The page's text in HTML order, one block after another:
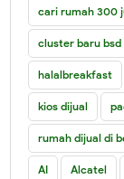
cari rumah 300
cluster baru
halalbreakfast
kios dijual
rumah dijual di
AI Alcatel